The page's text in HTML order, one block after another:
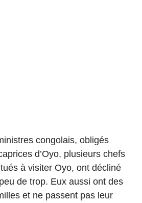
congolais, obligés
d’Oyo, plusieurs chefs
à visiter Oyo, ont décliné
de trop. Eux aussi ont des
et ne passent pas leur